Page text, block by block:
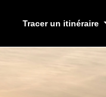
Tracer un itinéraire